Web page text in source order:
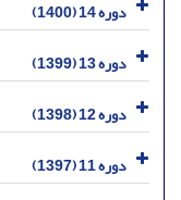
دوره 14 (1400)
دوره 13 (1399)
دوره 12 (1398)
دوره 11 (1397)